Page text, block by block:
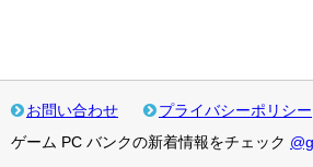
お問い合わせ プライバシーポリシー
ゲーム PC バンクの新着情報をチェック